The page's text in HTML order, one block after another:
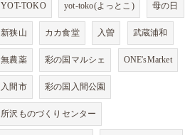
YOT-TOKO yot-toko(よっとこ) 母の日
新狭山 カカ食堂 入曽 武蔵浦和
無農薬 彩の国マルシェ ONE'sMarket
入間市 彩の国入間公園
所沢ものづくりセンター